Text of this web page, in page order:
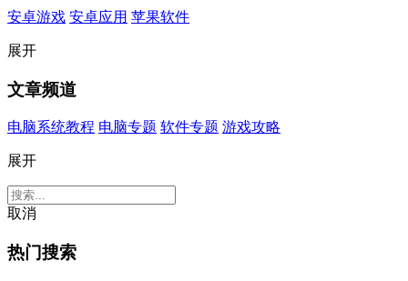
安卓游戏 安卓应用 苹果软件
展开
文章频道
电脑系统教程 电脑专题 软件专题 游戏攻略
展开
取消
热门搜索